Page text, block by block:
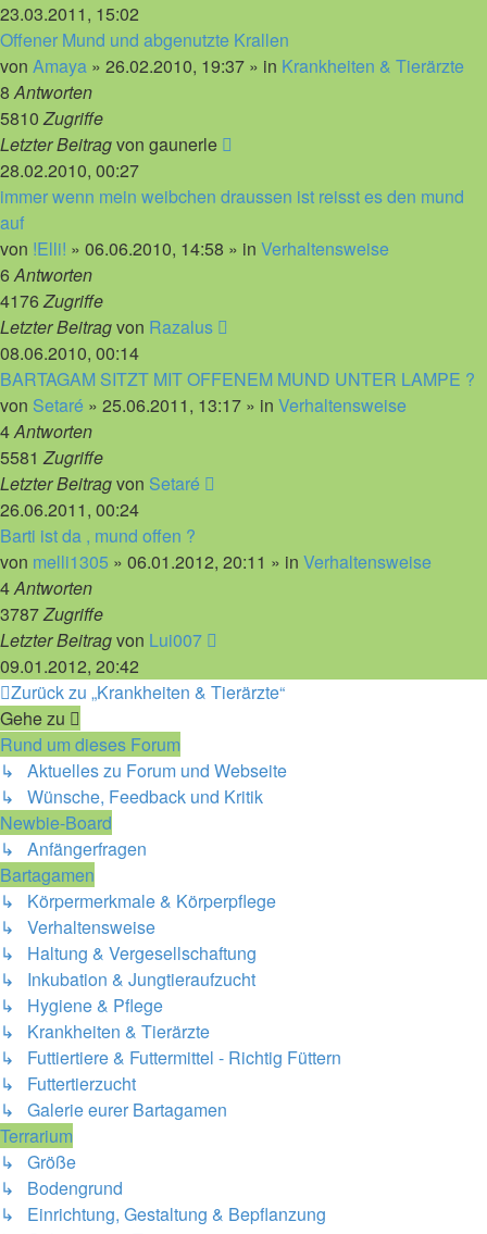
23.03.2011, 15:02
Offener Mund und abgenutzte Krallen
von Amaya » 26.02.2010, 19:37 » in Krankheiten & Tierärzte
8Antworten
5810Zugriffe
Letzter Beitragvon gaunerle
28.02.2010, 00:27
immer wenn mein weibchen draussen ist reisst es den mund
auf
von !Elli! » 06.06.2010, 14:58 » in Verhaltensweise
6Antworten
4176Zugriffe
Letzter Beitragvon Razalus
08.06.2010, 00:14
BARTAGAM SITZT MIT OFFENEM MUND UNTER LAMPE ?
von Setaré » 25.06.2011, 13:17 » in Verhaltensweise
4Antworten
5581Zugriffe
Letzter Beitragvon Setaré
26.06.2011, 00:24
Barti ist da , mund offen ?
von melli1305 » 06.01.2012, 20:11 » in Verhaltensweise
4Antworten
3787Zugriffe
Letzter Beitragvon Lui007
09.01.2012, 20:42
Zurück zu „Krankheiten & Tierärzte“
Gehe zu
Rund um dieses Forum
↳ Aktuelles zu Forum und Webseite
↳ Wünsche, Feedback und Kritik
Newbie-Board
↳ Anfängerfragen
Bartagamen
↳ Körpermerkmale & Körperpflege
↳ Verhaltensweise
↳ Haltung & Vergesellschaftung
↳ Inkubation & Jungtieraufzucht
↳ Hygiene & Pflege
↳ Krankheiten & Tierärzte
↳ Futtiertiere & Futtermittel - Richtig Füttern
↳ Futtertierzucht
↳ Galerie eurer Bartagamen
Terrarium
↳ Größe
↳ Bodengrund
↳ Einrichtung, Gestaltung & Bepflanzung